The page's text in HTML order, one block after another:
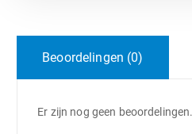
Beoordelingen (0)
Er zijn nog geen beoordelingen.